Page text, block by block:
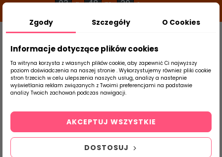
03 g 48 m 19 s
Szukaj
produktu
Strona Główna Salon / Taras Cerrad
Zgody Szczegóły O Cookies
Informacje dotyczące plików cookies
Ta witryna korzysta z własnych plików cookie, aby zapewnić Ci najwyższy
poziom doświadczenia na naszej stronie . Wykorzystujemy również pliki cookie
stron trzecich w celu ulepszenia naszych usług, analizy a nastepnie
wyświetlania reklam związanych z Twoimi preferencjami na podstawie
analizy Twoich zachowań podczas nawigacji.
DOSTOSUJ
AKCEPTUJ WSZYSTKIE